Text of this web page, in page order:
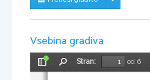
Vsebina gradiva
Preklopi
Stran:
od 6